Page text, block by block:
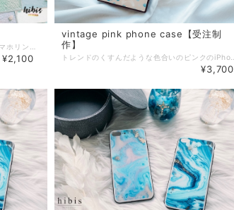
¥2,100
vintage pink phone case【受注制
作】
¥3,700